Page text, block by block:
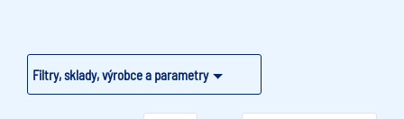
Filtry, sklady, výrobce a parametry